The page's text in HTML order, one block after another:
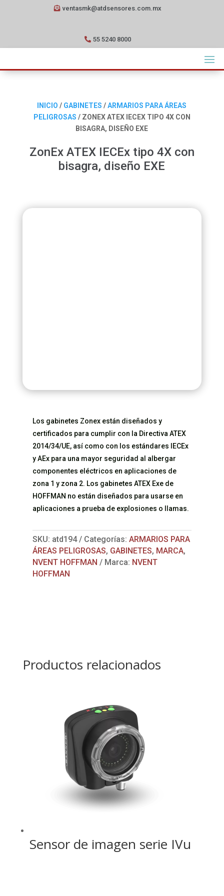
ventasmk@atdsensores.com.mx
55 5240 8000
INICIO / GABINETES /ARMARIOS PARA ÁREAS
PELIGROSAS / ZONEX ATEX IECEX TIPO 4X CON
BISAGRA, DISEÑO EXE
ZonEx ATEX IECEx tipo 4X con
bisagra, diseño EXE
Los gabinetes Zonex están diseñados y
certificados para cumplir con la Directiva ATEX
2014/34/UE, así como con los estándares IECEx
y AEx para una mayor seguridad al albergar
componentes eléctricos en aplicaciones de
zona 1 y zona 2. Los gabinetes ATEX Exe de
HOFFMAN no están diseñados para usarse en
aplicaciones a prueba de explosiones o llamas.
SKU: atd194 Categorías: ARMARIOS PARA
ÁREAS PELIGROSAS, GABINETES, MARCA,
NVENT HOFFMAN
Marca: NVENT
HOFFMAN
Productos relacionados
Sensor de imagen serie IVu